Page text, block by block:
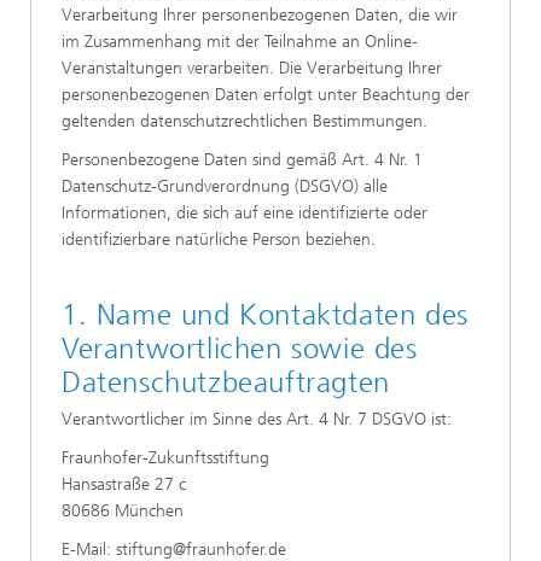
Verarbeitung Ihrer personenbezogenen Daten, die wir
im Zusammenhang mit der Teilnahme an Online-
Veranstaltungen verarbeiten. Die Verarbeitung Ihrer
personenbezogenen Daten erfolgt unter Beachtung der
geltenden datenschutzrechtlichen Bestimmungen.
Personenbezogene Daten sind gemäß Art. 4 Nr. 1
Datenschutz-Grundverordnung (DSGVO) alle
Informationen, die sich auf eine identifizierte oder
identifizierbare natürliche Person beziehen.
1. Name und Kontaktdaten des
Verantwortlichen sowie des
Datenschutzbeauftragten
Verantwortlicher im Sinne des Art. 4 Nr. 7 DSGVO ist:
Fraunhofer-Zukunftsstiftung
Hansastraße 27 c
80686 München
E-Mail: stiftung@fraunhofer.de